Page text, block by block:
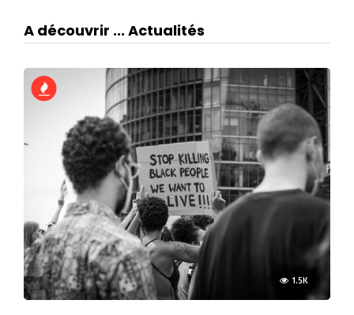
A découvrir ... Actualités
1.5K